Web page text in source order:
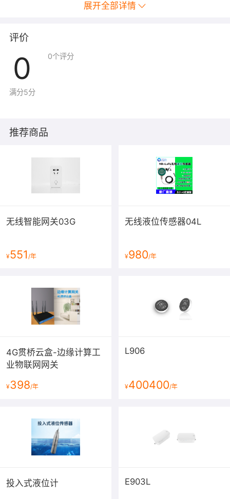
展开全部详情
评价
0
满分5分
0个评分
推荐商品
无线智能网关03G
¥551 /年
无线液位传感器04L
¥980/年
4G贯桥云盒-边缘计算工
业物联网网关
¥398/年
L906
¥400400/年
投入式液位计 E903L